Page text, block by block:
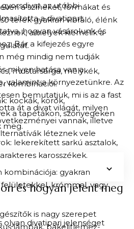
a színeket, formákat és
terek gyakran vibráló, élénk
amelyek kiemelik a
mustársárga, mélykék,
kombinációi.
kockák, körök,
a tapétákon, szőnyegeken
meg.
lekerekített sarkú asztalok,
karosszékek.
kombinációja: gyakran
krómmal, vagy
is nagy szerepet
lámpák, bakelitlemez-
gyorsdivat az utóbbi
a divatipart,
hogyan vásárolunk és
Bár a kifejezés egyre
még mindig nem tudják
milyen hatása van a
valamint a környezetünkre. Az
bemutatjuk, mi is az a fast
át a divat világát, milyen
vannak, illetve
léteznek vele
és hogyan jelent meg
olyan divatipari jelenséget